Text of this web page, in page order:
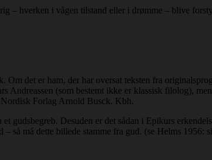
– hverken i vågen tilstand eller i drømme – blive
Om det er ham, der har oversat teksten fra
Andreassen (som bestemt ikke er klassisk filolog),
Forlag Arnold Busck. Kbh.
gudsbegreb. Desuden er det sådan i Epikurs
så må dette billede stamme fra gud. (se Helms 1956: